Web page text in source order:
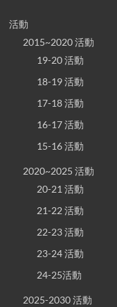
活動
2015~2020 活動
19-20 活動
18-19 活動
17-18 活動
16-17 活動
15-16 活動
2020~2025 活動
20-21 活動
21-22 活動
22-23 活動
23-24 活動
24-25活動
2025-2030 活動